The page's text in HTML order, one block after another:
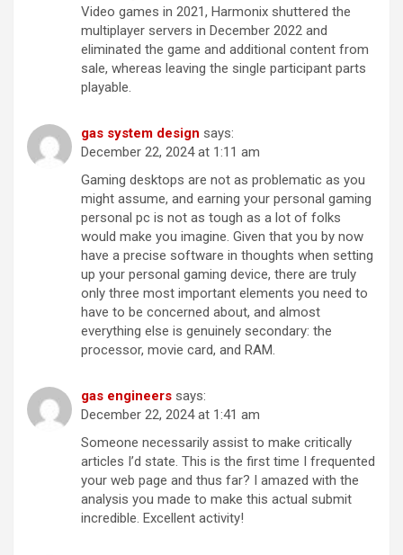
Video games in 2021, Harmonix shuttered the
multiplayer servers in December 2022 and
eliminated the game and additional content from
sale, whereas leaving the single participant parts
playable.
gas system design says:
December 22, 2024 at 1:11 am
Gaming desktops are not as problematic as you
might assume, and earning your personal gaming
personal pc is not as tough as a lot of folks
would make you imagine. Given that you by now
have a precise software in thoughts when setting
up your personal gaming device, there are truly
only three most important elements you need to
have to be concerned about, and almost
everything else is genuinely secondary: the
processor, movie card, and RAM.
gas engineers says:
December 22, 2024 at 1:41 am
Someone necessarily assist to make critically
articles I’d state. This is the first time I frequented
your web page and thus far? I amazed with the
analysis you made to make this actual submit
incredible. Excellent activity!